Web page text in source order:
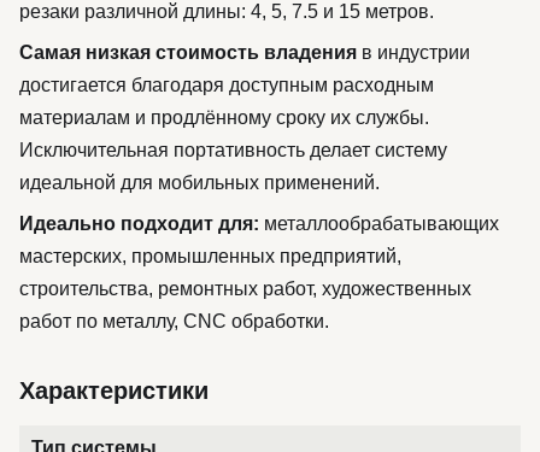
резаки различной длины: 4, 5, 7.5 и 15 метров.
Самая низкая стоимость владения в индустрии
достигается благодаря доступным расходным
материалам и продлённому сроку их службы.
Исключительная портативность делает систему
идеальной для мобильных применений.
Идеально подходит для: металлообрабатывающих
мастерских, промышленных предприятий,
строительства, ремонтных работ, художественных
работ по металлу, CNC обработки.
Характеристики
Тип системы